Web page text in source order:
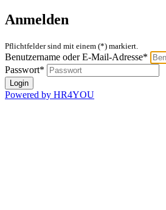
Anmelden
Pflichtfelder sind mit einem (*) markiert.
Benutzername oder E-Mail-Adresse*
Passwort*
Powered by HR4YOU